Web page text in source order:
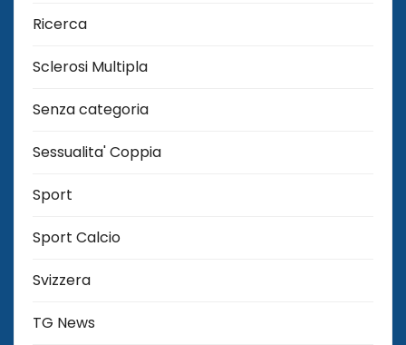
Ricerca
Sclerosi Multipla
Senza categoria
Sessualita' Coppia
Sport
Sport Calcio
Svizzera
TG News